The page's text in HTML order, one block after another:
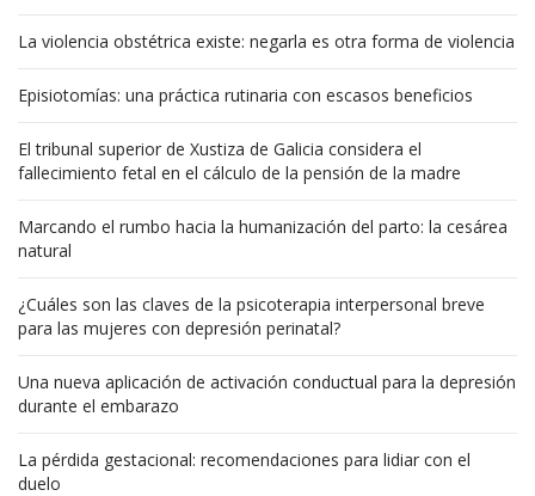
La violencia obstétrica existe: negarla es otra forma de violencia
Episiotomías: una práctica rutinaria con escasos beneficios
El tribunal superior de Xustiza de Galicia considera el
fallecimiento fetal en el cálculo de la pensión de la madre
Marcando el rumbo hacia la humanización del parto: la cesárea
natural
¿Cuáles son las claves de la psicoterapia interpersonal breve
para las mujeres con depresión perinatal?
Una nueva aplicación de activación conductual para la depresión
durante el embarazo
La pérdida gestacional: recomendaciones para lidiar con el
duelo